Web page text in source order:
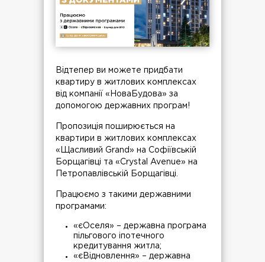
Відтепер ви можете придбати
квартиру в житлових комплексах
від компанії «НоваБудова» за
допомогою державних програм!
Пропозиція поширюється на
квартири в житлових комплексах
«Щасливий Grand» на Софіївській
Борщагівці та «Crystal Avenue» на
Петропавлівській Борщагівці.
Працюємо з такими державними
програмами:
«єОселя» – державна програма
пільгового іпотечного
кредитування житла;
«єВідновлення» – державна